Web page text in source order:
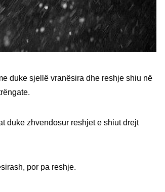
duke sjellë vranësira dhe reshje shiu në
duke zhvendosur reshjet e shiut drejt
por pa reshje.